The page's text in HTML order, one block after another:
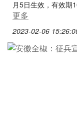
月5日生效，有效期
更多
2023-02-06